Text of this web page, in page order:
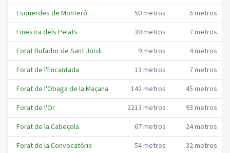
Esquerdes de Monteró
50metros 5 metros
Finestra dels Pelats
30metros 7metros
Forat Bufador de Sant Jordi
9metros 4metros
Forat de l'Encantada
13 metros 7metros
Forat de l'Obaga de la Maçana
142metros 45 metros
Forat de l'Or
2213 metros 93 metros
Forat de la Cabeçola
67metros 24metros
Forat de la Convocatòria
54metros 32metros